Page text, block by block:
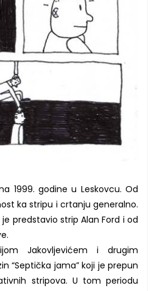
1999. godine u Leskovcu. Od
ka stripu i crtanju generalno.
je predstavio strip Alan Ford i od
Jakovljevićem i drugim
“Septička jama” koji je prepun
stripova. U tom periodu